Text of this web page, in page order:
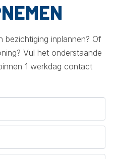
bezichtiging inplannen? Of
Vul het onderstaande
1 werkdag contact